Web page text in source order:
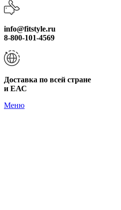
info@fitstyle.ru
8-800-101-4569
Доставка по всей стране
и ЕАС
Меню